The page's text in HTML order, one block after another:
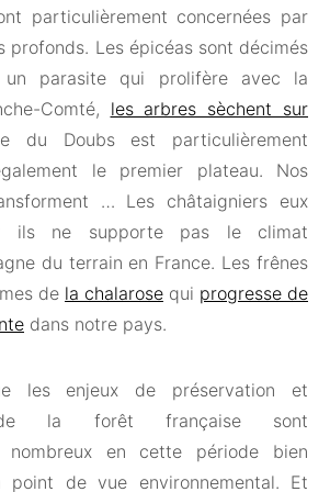
particulièrement concernées par
profonds. Les épicéas sont décimés
parasite qui prolifère avec la
Comté, les arbres sèchent sur
du Doubs est particulièrement
le premier plateau. Nos
… Les châtaigniers eux
ils ne supporte pas le climat
du terrain en France. Les frênes
de la chalarose qui progresse de
dans notre pays.
les enjeux de préservation et
de la forêt française sont
nombreux en cette période bien
point de vue environnemental. Et